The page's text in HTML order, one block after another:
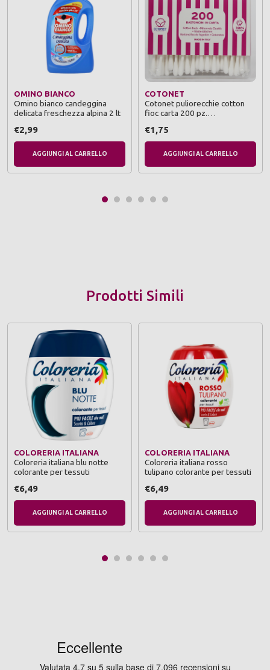
OMINO BIANCO
Omino bianco candeggina
delicata freschezza alpina 2 lt
€2,99
AGGIUNGI AL CARRELLO
COTONET
Cotonet puliorecchie cotton
fioc carta 200 pz.
€1,75
AGGIUNGI AL CARRELLO
Prodotti Simili
COLORERIA ITALIANA
Coloreria italiana blu notte
colorante per tessuti
€6,49
AGGIUNGI AL CARRELLO
COLORERIA ITALIANA
Coloreria italiana rosso
tulipano colorante per tessuti
€6,49
AGGIUNGI AL CARRELLO